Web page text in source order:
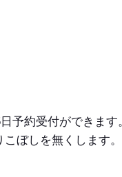
予約受付ができます。
ぼしを無くします。